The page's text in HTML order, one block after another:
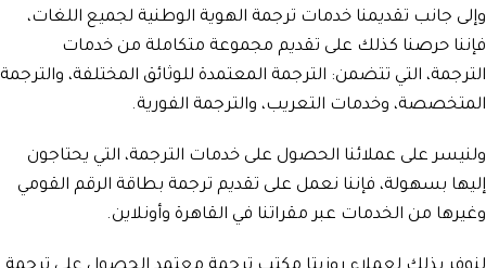
وإلى جانب تقديمنا خدمات ترجمة الهوية الوطنية لجميع اللغات،
فإننا حرصنا كذلك على تقديم مجموعة متكاملة من خدمات
الترجمة، التي تتضمن: الترجمة المعتمدة للوثائق المختلفة، والترجمة
المتخصصة، وخدمات التعريب، والترجمة الفورية.
ولنيسر على عملائنا الحصول على خدمات الترجمة، التي يحتاجون
إليها بسهولة، فإننا نعمل على تقديم ترجمة بطاقة الرقم القومي
وغيرها من الخدمات عبر مقراتنا في القاهرة وأونلاين.